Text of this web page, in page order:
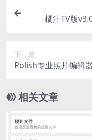
橘汁TV版
下一篇
Polish专业照片编辑
相关文章